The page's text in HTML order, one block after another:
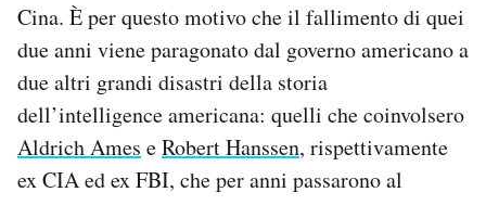
Cina. È per questo motivo che il fallimento di quei
due anni viene paragonato dal governo americano a
due altri grandi disastri della storia
dell’intelligence americana: quelli che coinvolsero
Aldrich Ames eRobert Hanssen, rispettivamente
ex CIA ed ex FBI, che per anni passarono al